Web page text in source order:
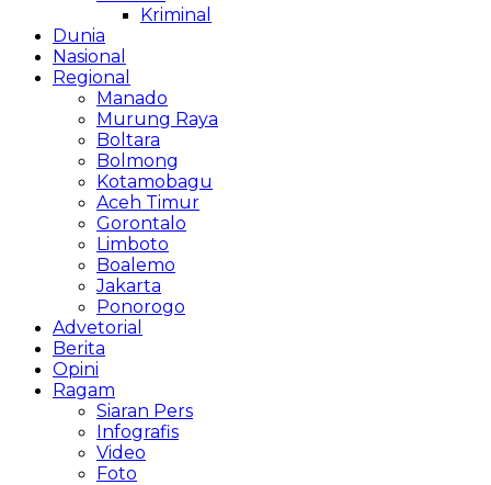
Kriminal
Dunia
Nasional
Regional
Manado
Murung Raya
Boltara
Bolmong
Kotamobagu
Aceh Timur
Gorontalo
Limboto
Boalemo
Jakarta
Ponorogo
Advetorial
Berita
Opini
Ragam
Siaran Pers
Infografis
Video
Foto